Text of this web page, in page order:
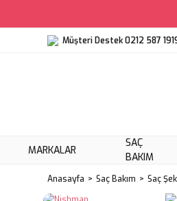
Müşteri Destek 0212 587
MARKALAR
SAÇ
BAKIM
Anasayfa Saç Bakım Saç